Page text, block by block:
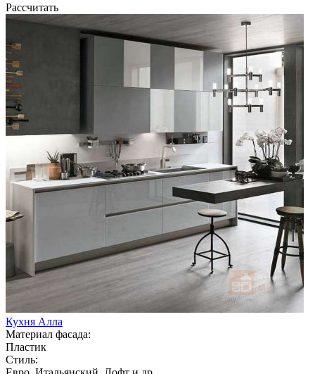
Рассчитать
Кухня Алла
Материал фасада:
Пластик
Стиль: